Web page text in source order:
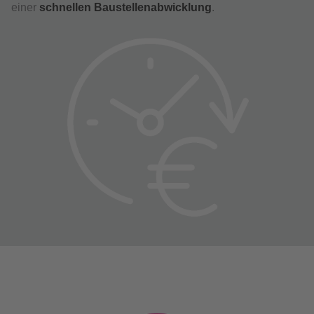
einer schnellen Baustellenabwicklung.